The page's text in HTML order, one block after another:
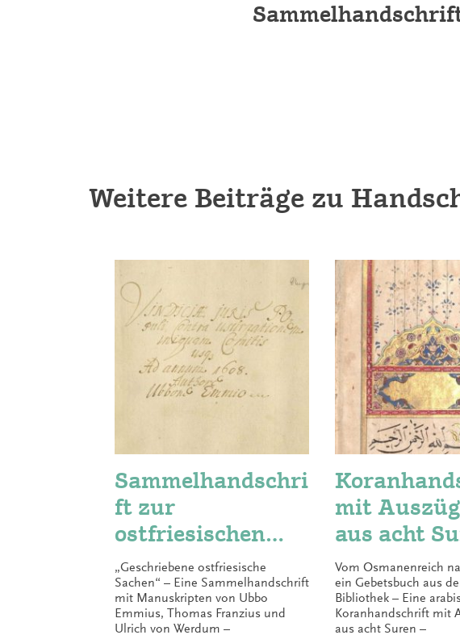
Weitere Beiträge zu
Sammelhandschri
ft zur
ostfriesischen
Geschichte (1587-
1660)
„Geschriebene ostfriesische
Sachen“ – Eine Sammelhandschrift
mit Manuskripten von Ubbo
Emmius, Thomas Franzius und
Ulrich von Werdum –
mit
aus acht
Vom Osmanenreich
ein Gebetsbuch aus
Bibliothek – Eine
Koranhandschrift mit
aus acht Suren –